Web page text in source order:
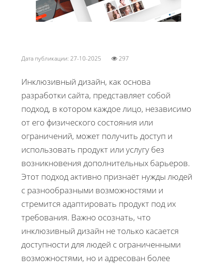
Дата публикации: 27-10-2025 297
Инклюзивный дизайн, как основа
разработки сайта, представляет собой
подход, в котором каждое лицо, независимо
от его физического состояния или
ограничений, может получить доступ и
использовать продукт или услугу без
возникновения дополнительных барьеров.
Этот подход активно признаёт нужды людей
с разнообразными возможностями и
стремится адаптировать продукт под их
требования. Важно осознать, что
инклюзивный дизайн не только касается
доступности для людей с ограниченными
возможностями, но и адресован более